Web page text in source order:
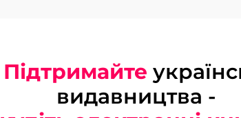
Підтримайте
видавництва -